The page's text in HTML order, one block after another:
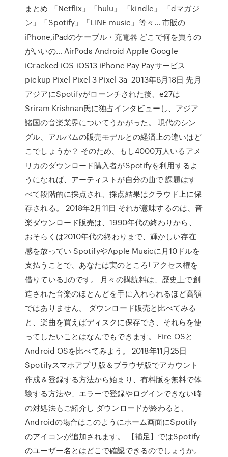
まとめ 「Netflix」「hulu」 「kindle」 「dマガジ
ン」「Spotify」「LINE music」等々… 市販の
iPhone,iPadのケーブル・充電器 どこで何を買うの
がいいの… AirPods Android Apple Google
iCracked iOS iOS13 iPhone Pay Payサービス
pickup Pixel Pixel 3 Pixel 3a 2013年6月18日 先月
アジアにSpotifyがローンチされた後、e27は
Sriram Krishnan氏に独占インタビューし、アジア
諸国の音楽業界についてうかがった。 現代のシン
グル、アルバムの販売モデルとの経済上の違いはど
こでしょうか？ そのため、もし4000万人いるアメ
リカのダウンロード購入者がSpotifyを利用するよ
うになれば、アーティストが自分の曲で 課題はす
べて段階的に採点され、採点結果はクラウド上に保
存される。 2018年2月11日 それが意味するのは、音
楽ダウンロード販売は、1990年代の終わりから、
おそらくは2010年代の終わりまで、輝かしい存在
感を放ってい SpotifyやApple Musicに月10ドルを
支払うことで、あなたは実のところ｢アクセス権を
借りている｣のです。 月々の購読料は、歴史上で創
造された音楽のほとんどを手に入れられるほど高額
ではありません。 ダウンロード販売と比べてみる
と、楽曲を買えばディスクに保存でき、それらを使
ってしたいことはなんでもできます。 Fire OSと
Android OSを比べてみよう。 2018年11月25日
Spotifyスマホアプリ版＆ブラウザ版でアカウント
作成＆登録する方法から始まり、有料版を無料で体
験する方法や、エラーで登録やログインできない時
の対処法もご紹介し ダウンロードが終わると、
Androidの場合はこのようにホーム画面にSpotify
のアイコンが追加されます。 【補足】ではSpotify
のユーザー名とはどこで確認できるのでしょうか。